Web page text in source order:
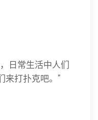
日常生活中人们
来打扑克吧。”